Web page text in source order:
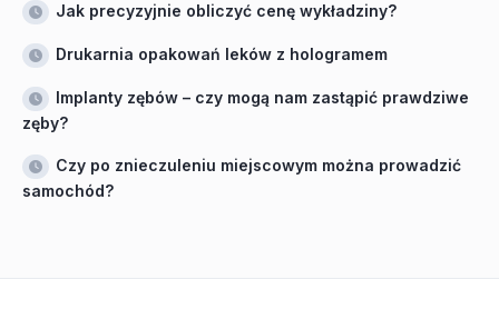
Jak precyzyjnie obliczyć cenę wykładziny?
Drukarnia opakowań leków z hologramem
Implanty zębów – czy mogą nam zastąpić prawdziwe
zęby?
Czy po znieczuleniu miejscowym można prowadzić
samochód?